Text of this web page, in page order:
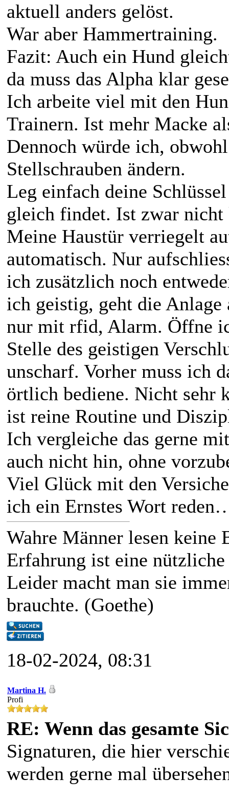
aktuell anders gelöst.
War aber Hammertraining.
Fazit: Auch ein Hund
da muss das Alpha klar
Ich arbeite viel mit den
Trainern. Ist mehr Macke
Dennoch würde ich,
Stellschrauben ändern.
Leg einfach deine
gleich findet. Ist zwar
Meine Haustür verriegelt
automatisch. Nur
ich zusätzlich noch
ich geistig, geht die
nur mit rfid, Alarm. Öffne
Stelle des geistigen
unscharf. Vorher muss ich
örtlich bediene. Nicht sehr
ist reine Routine und
Ich vergleiche das gerne
auch nicht hin, ohne
Viel Glück mit den
ich ein Ernstes Wort
Wahre Männer lesen keine
Erfahrung ist eine nützliche
Leider macht man sie
brauchte. (Goethe)
18-02-2024, 08:31
Martina H.
Profi
RE: Wenn das gesamte
Signaturen, die hier
werden gerne mal